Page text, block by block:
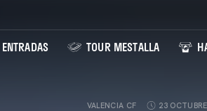
ENTRADAS TOUR MESTALLA
VALENCIA CF 23